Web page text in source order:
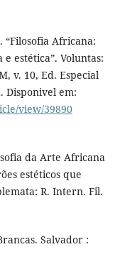
“Filosofia Africana:
estética”. Voluntas:
v. 10, Ed. Especial
Disponivel em:
view/39890
da Arte Africana
estéticos que
R. Intern. Fil.
Salvador :